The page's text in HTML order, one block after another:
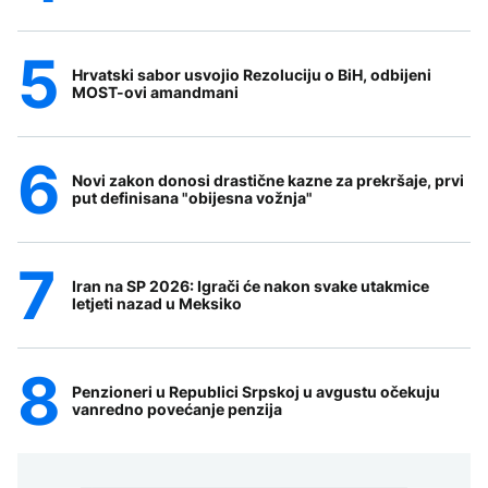
Hrvatski sabor usvojio Rezoluciju o BiH, odbijeni
MOST-ovi amandmani
Novi zakon donosi drastične kazne za prekršaje, prvi
put definisana "obijesna vožnja"
Iran na SP 2026: Igrači će nakon svake utakmice
letjeti nazad u Meksiko
Penzioneri u Republici Srpskoj u avgustu očekuju
vanredno povećanje penzija